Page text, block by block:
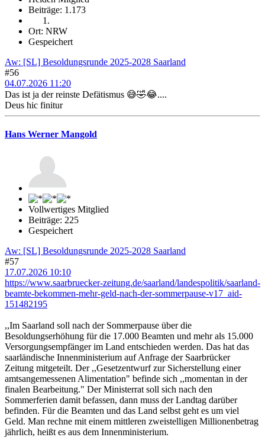
Beiträge: 1.173
Ort: NRW
Gespeichert
Aw: [SL] Besoldungsrunde 2025-2028 Saarland
#56
04.07.2026 11:20
Das ist ja der reinste Defätismus 😅🤣😂....
Deus hic finitur
Hans Werner Mangold
Vollwertiges Mitglied
Beiträge: 225
Gespeichert
Aw: [SL] Besoldungsrunde 2025-2028 Saarland
#57
17.07.2026 10:10
https://www.saarbruecker-zeitung.de/saarland/landespolitik/saarland-
beamte-bekommen-mehr-geld-nach-der-sommerpause-v17_aid-
151482195
,,Im Saarland soll nach der Sommerpause über die
Besoldungserhöhung für die 17.000 Beamten und mehr als 15.000
Versorgungsempfänger im Land entschieden werden. Das hat das
saarländische Innenministerium auf Anfrage der Saarbrücker
Zeitung mitgeteilt. Der ,,Gesetzentwurf zur Sicherstellung einer
amtsangemessenen Alimentation" befinde sich ,,momentan in der
finalen Bearbeitung." Der Ministerrat soll sich nach den
Sommerferien damit befassen, dann muss der Landtag darüber
befinden. Für die Beamten und das Land selbst geht es um viel
Geld. Man rechne mit einem mittleren zweistelligen Millionenbetrag
jährlich, heißt es aus dem Innenministerium.